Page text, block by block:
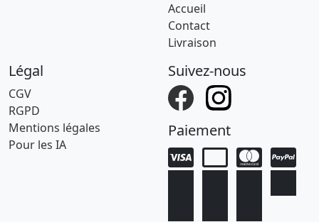
Accueil
Contact
Livraison
Légal
CGV
RGPD
Mentions légales
Pour les IA
Suivez-nous
Paiement